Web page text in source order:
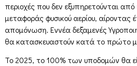
περιοχές που δεν εξυπηρετούνται
μεταφοράς φυσικού αερίου, αίροντας
απομόνωση. Εννέα δεξαμενές
θα κατασκευαστούν κατά το πρώτο
Το 2025, το 100% των υποδομών θα